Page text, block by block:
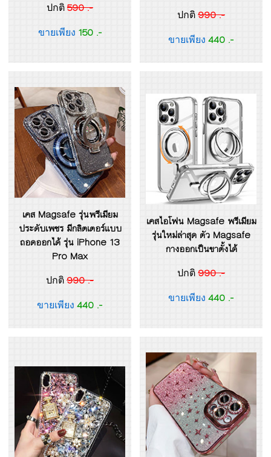
ปกติ 590 .-
ขายเพียง 150 .-
ปกติ 990 .-
ขายเพียง 440 .-
เคส Magsafe รุ่นพรีเมียม
ประดับเพชร มีกลิตเตอร์แบบ
ถอดออกได้ รุ่น iPhone 13
Pro Max
ปกติ 990 .-
ขายเพียง 440 .-
เคสไอโฟน Magsafe พรีเมียม
รุ่นใหม่ล่าสุด ตัว Magsafe
กางออกเป็นขาตั้งได้
ปกติ 990 .-
ขายเพียง 440 .-